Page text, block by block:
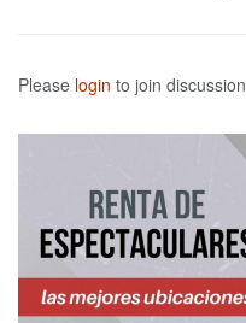
Please login to join discussion